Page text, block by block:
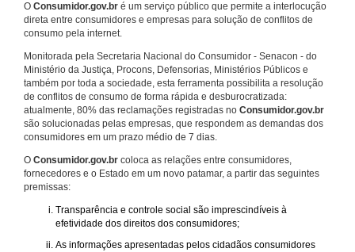
O Consumidor.gov.br é um serviço público que permite a interlocução
direta entre consumidores e empresas para solução de conflitos de
consumo pela internet.
Monitorada pela Secretaria Nacional do Consumidor - Senacon - do
Ministério da Justiça, Procons, Defensorias, Ministérios Públicos e
também por toda a sociedade, esta ferramenta possibilita a resolução
de conflitos de consumo de forma rápida e desburocratizada:
atualmente, 80% das reclamações registradas no Consumidor.gov.br
são solucionadas pelas empresas, que respondem as demandas dos
consumidores em um prazo médio de 7 dias.
O Consumidor.gov.br coloca as relações entre consumidores,
fornecedores e o Estado em um novo patamar, a partir das seguintes
premissas:
Transparência e controle social são imprescindíveis à
efetividade dos direitos dos consumidores;
As informações apresentadas pelos cidadãos consumidores